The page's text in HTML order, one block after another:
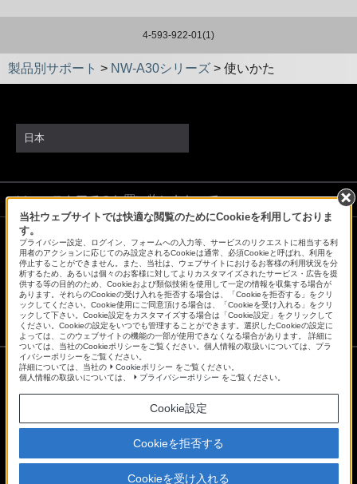
4-593-922-01(1)
製品別サポート > NW-A30シリーズ > 使いかた
当社ウェブサイトでは快適な閲覧のためにCookieを利用しておりま
す。
プライバシー設定、ログイン、フォームへの入力等、サービスのリクエストに相当する利
用者のアクションに応じてのみ設定されるCookieは通常、必須Cookieと呼ばれ、利用を
停止することができません。また、当社は、ウェブサイトにおけるお客様の利用状況を分
析するため、あるいは個々のお客様に対してよりカスタマイズされたサービス・広告を提
供する等の目的のため、Cookieおよび類似技術を使用して一定の情報を収集する場合が
あります。それらのCookieの受け入れを拒否する場合は、「Cookieを拒否する」をクリ
ックしてください。Cookie使用にご同意頂ける場合は、「Cookieを受け入れる」をクリ
ックして下さい。Cookie設定をカスタマイズする場合は「Cookie設定」をクリックして
ください。Cookieの設定をいつでも管理することができます。選択したCookieの設定に
よっては、このウェブサイトの機能の一部が使用できなくなる場合があります。 詳細に
ついては、当社のCookieポリシーをご覧ください。個人情報の取扱いについては、プラ
イバシーポリシーをご覧ください。
詳細については、当社の
Cookieポリシー をご覧ください。
個人情報の取扱いについては、
プライバシーポリシー をご覧ください。
Cookie設定
Cookieを拒否する
Cookieを受け入れる
日本
ソニーストアでのお買い物にあたって
会社情報 採用情報 特約店のご案内
ニュースリリース
環境情報
My Sony 利用規約
プライバシーポリシー
Copyright 2026 Sony Marketing Inc.